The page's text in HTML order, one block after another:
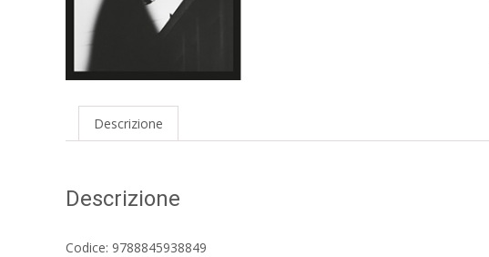
Descrizione
Descrizione
Codice: 9788845938849